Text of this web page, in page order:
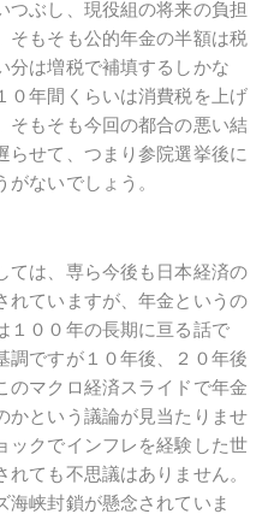
つぶし、現役組の将来の負担
そもそも公的年金の半額は税
分は増税で補填するしかな
０年間くらいは消費税を上げ
そもそも今回の都合の悪い結
らせて、つまり参院選挙後に
ないでしょう。
ては、専ら今後も日本経済の
れていますが、年金というの
１００年の長期に亘る話で
調ですが１０年後、２０年後
のマクロ経済スライドで年金
かという議論が見当たりませ
ックでインフレを経験した世
ても不思議はありません。
海峡封鎖が懸念されていま